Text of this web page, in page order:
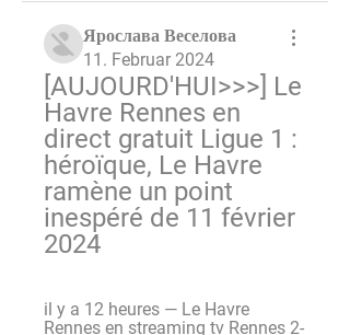
Ярослава Веселова
11. Februar 2024
[AUJOURD'HUI>>>] Le
Havre Rennes en
direct gratuit Ligue 1 :
héroïque, Le Havre
ramène un point
inespéré de 11 février
2024
il y a 12 heures — Le Havre
Rennes en streaming tv Rennes 2-